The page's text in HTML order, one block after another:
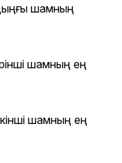
шамның
шамның ең
шамның ең